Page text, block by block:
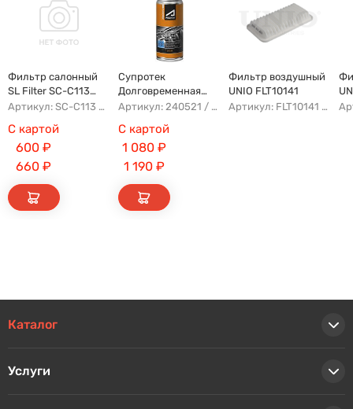
Фильтр салонный
SL Filter SC-C113
(AG779CF)
Артикул: SC-C113 AFW1107 8104400XKZ96A AG779CF
С картой
600 ₽
660 ₽
Супротек
Долговременная
Промывка
Артикул: 240521 / 122929
С картой
1 080₽
1 190₽
Фильтр воздушный
UNIO FLT10141
Артикул: FLT10141 AFAD087 AG302ECO AP142/3
Каталог
Услуги